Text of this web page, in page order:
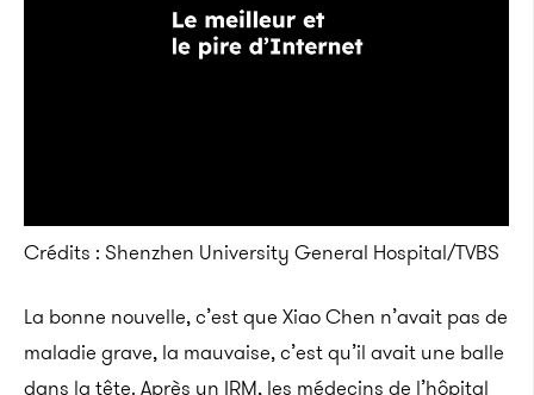
Crédits : Shenzhen University General Hospital/TVBS
La bonne nouvelle, c’est que Xiao Chen n’avait pas de
maladie grave, la mauvaise, c’est qu’il avait une balle
dans la tête. Après un IRM, les médecins de l’hôpital